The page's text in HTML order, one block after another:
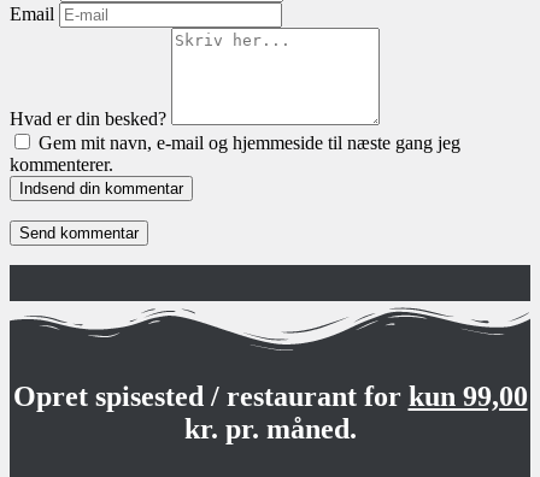
Email
Hvad er din besked?
Gem mit navn, e-mail og hjemmeside til næste gang jeg
kommenterer.
Indsend din kommentar
Opret spisested / restaurant for kun 99,00
kr. pr. måned.